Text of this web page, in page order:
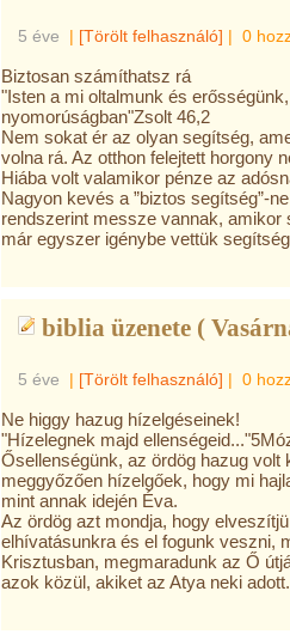
5 éve | [Törölt felhasználó] | 0
Biztosan számíthatsz rá
"Isten a mi oltalmunk és
nyomorúságban"Zsolt 46,2
Nem sokat ér az olyan segítség,
volna rá. Az otthon felejtett horgony
Hiába volt valamikor pénze az
Nagyon kevés a ”biztos segítség”-
rendszerint messze vannak,
már egyszer igénybe vettük
biblia üzenete (
5 éve | [Törölt felhasználó] | 0
Ne higgy hazug hízelgéseinek!
"Hízelegnek majd
Ősellenségünk, az ördög hazug
meggyőzően hízelgőek, hogy mi
mint annak idején Éva.
Az ördög azt mondja, hogy
elhívatásunkra és el fogunk veszni,
Krisztusban, megmaradunk az Ő
azok közül, akiket az Atya neki adott.